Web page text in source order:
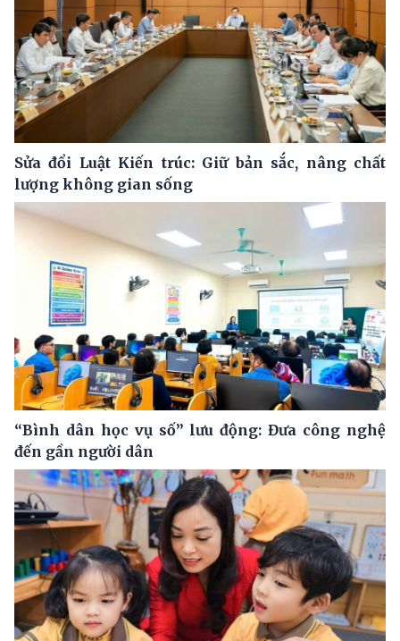
Sửa đổi Luật Kiến trúc: Giữ bản sắc, nâng chất
lượng không gian sống
“Bình dân học vụ số” lưu động: Đưa công nghệ
đến gần người dân